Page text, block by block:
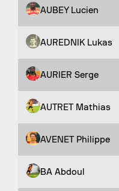
AUBEY Lucien
AUREDNIK Lukas
AURIER Serge
AUTRET Mathias
AVENET Philippe
BA Abdoul